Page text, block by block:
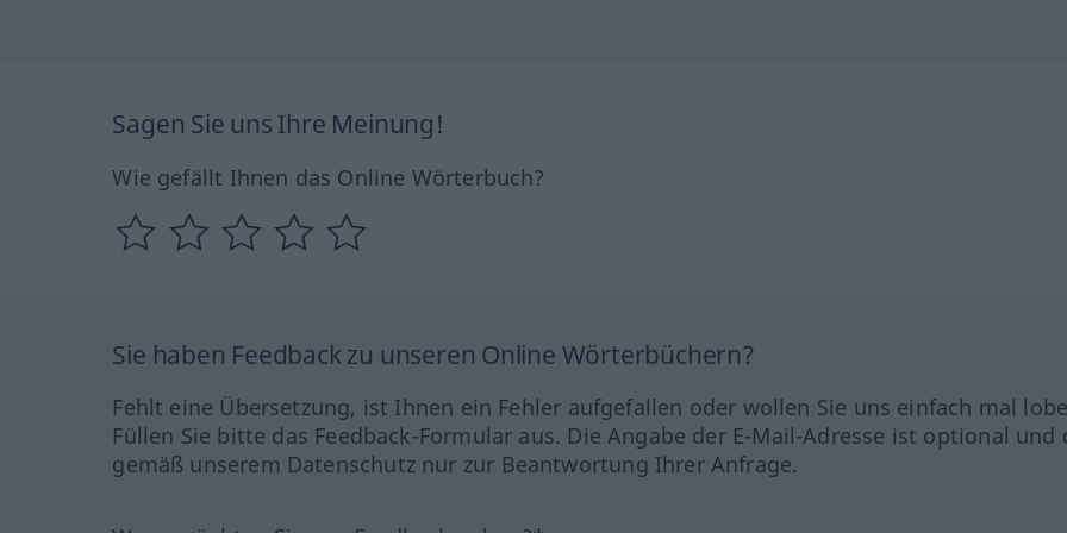
Sagen Sie uns Ihre Meinung!
Wie gefällt Ihnen das Online Wörterbuch?
Sie haben Feedback zu unseren Online Wörterbüchern?
Fehlt eine Übersetzung, ist Ihnen ein Fehler aufgefallen oder wollen Sie uns einfach mal
Füllen Sie bitte das Feedback-Formular aus. Die Angabe der E-Mail-Adresse ist optional und
gemäß unserem Datenschutz nur zur Beantwortung Ihrer Anfrage.